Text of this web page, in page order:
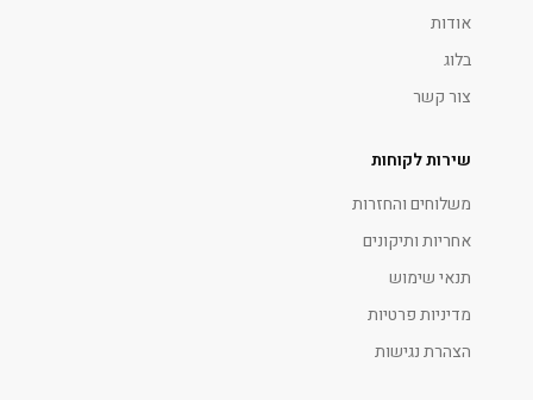
אודות
בלוג
צור קשר
שירות לקוחות
משלוחים והחזרות
אחריות ותיקונים
תנאי שימוש
מדיניות פרטיות
הצהרת נגישות